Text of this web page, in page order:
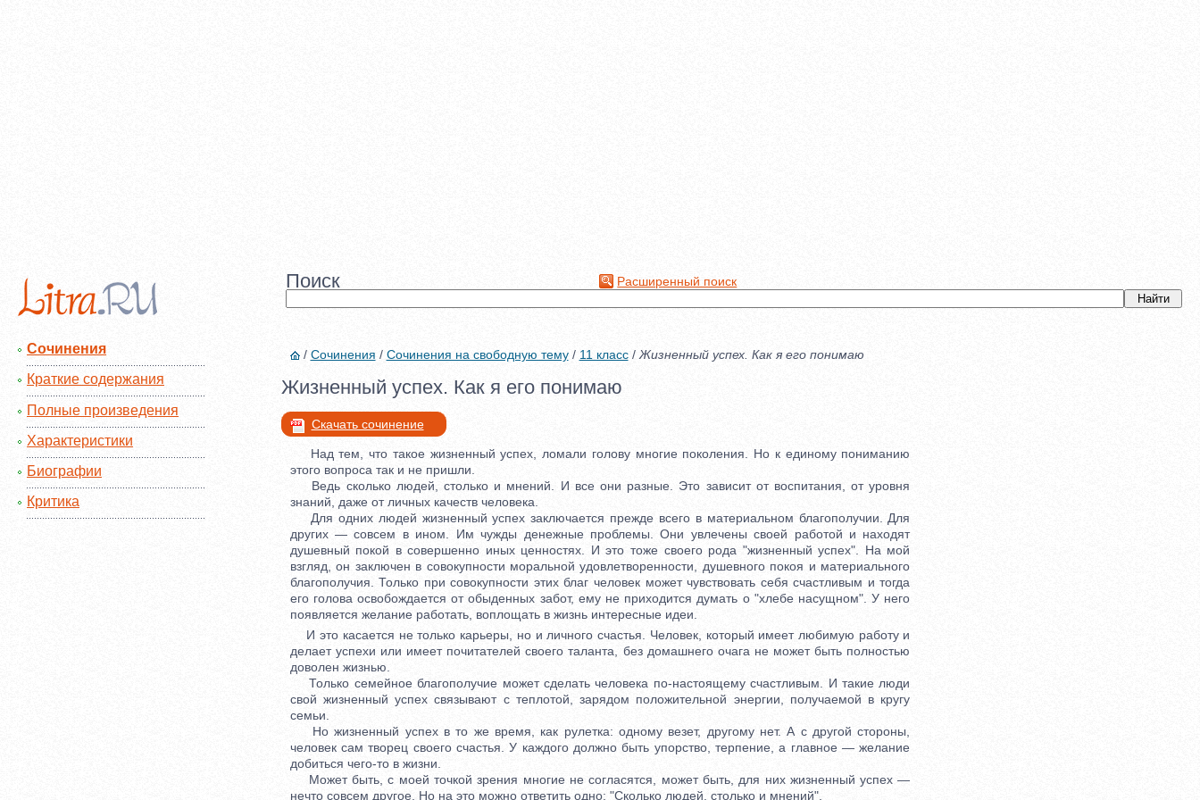
Поиск Расширенный поиск
Сочинения
Краткие содержания
Полные произведения
Характеристики
Биографии
Критика
/ Сочинения / Сочинения на свободную тему/ 11 класс/ Жизненный успех. Как я его понимаю
Жизненный успех. Как я его понимаю
Скачать сочинение
Над тем, что такое жизненный успех, ломали голову многие поколения. Но к единому пониманию
этого вопроса так и не пришли.
Ведь сколько людей, столько и мнений. И все они разные. Это зависит от воспитания, от уровня
знаний, даже от личных качеств человека.
Для одних людей жизненный успех заключается прежде всего в материальном благополучии. Для
других — совсем в ином. Им чужды денежные проблемы. Они увлечены своей работой и находят
душевный покой в совершенно иных ценностях. И это тоже своего рода "жизненный успех". На мой
взгляд, он заключен в совокупности моральной удовлетворенности, душевного покоя и материального
благополучия. Только при совокупности этих благ человек может чувствовать себя счастливым и тогда
его голова освобождается от обыденных забот, ему не приходится думать о "хлебе насущном". У него
появляется желание работать, воплощать в жизнь интересные идеи.
И это касается не только карьеры, но и личного счастья. Человек, который имеет любимую работу и
делает успехи или имеет почитателей своего таланта, без домашнего очага не может быть полностью
доволен жизнью.
Только семейное благополучие может сделать человека по-настоящему счастливым. И такие люди
свой жизненный успех связывают с теплотой, зарядом положительной энергии, получаемой в кругу
семьи.
Но жизненный успех в то же время, как рулетка: одному везет, другому нет. А с другой стороны,
человек сам творец своего счастья. У каждого должно быть упорство, терпение, а главное — желание
добиться чего-то в жизни.
Может быть, с моей точкой зрения многие не согласятся, может быть, для них жизненный успех —
нечто совсем другое. Но на это можно ответить одно: "Сколько людей, столько и мнений".